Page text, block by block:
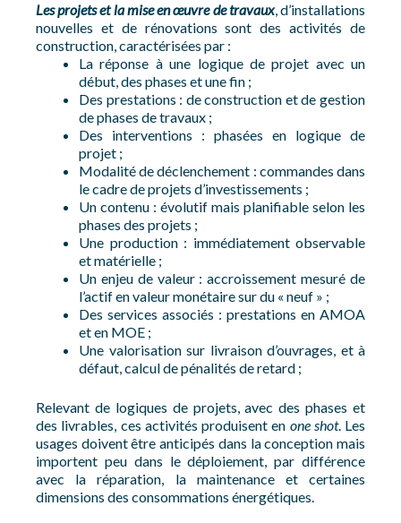
Les projets et la mise en œuvre de travaux, d’installations
nouvelles et de rénovations sont des activités de
construction, caractérisées par :
La réponse à une logique de projet avec un
début, des phases et une fin ;
Des prestations : de construction et de gestion
de phases de travaux ;
Des interventions : phasées en logique de
projet ;
Modalité de déclenchement : commandes dans
le cadre de projets d’investissements ;
Un contenu : évolutif mais planifiable selon les
phases des projets ;
Une production : immédiatement observable
et matérielle ;
Un enjeu de valeur : accroissement mesuré de
l’actif en valeur monétaire sur du « neuf » ;
Des services associés : prestations en AMOA
et en MOE ;
Une valorisation sur livraison d’ouvrages, et à
défaut, calcul de pénalités de retard ;
Relevant de logiques de projets, avec des phases et
des livrables, ces activités produisent en one shot. Les
usages doivent être anticipés dans la conception mais
importent peu dans le déploiement, par différence
avec la réparation, la maintenance et certaines
dimensions des consommations énergétiques.